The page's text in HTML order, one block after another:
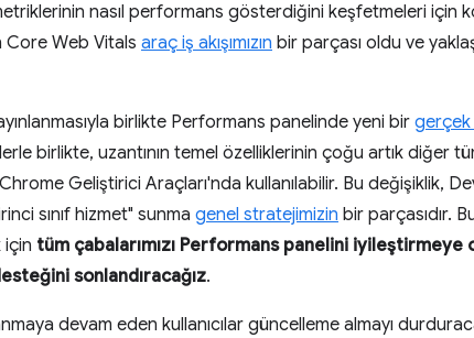
nasıl performans gösterdiğini keşfetmeleri için
Core Web Vitals araç iş akışımızın bir parçası oldu ve
birlikte Performans panelinde yeni bir gerçek
birlikte, uzantının temel özelliklerinin çoğu artık diğer
Chrome Geliştirici Araçları'nda kullanılabilir. Bu değişiklik,
sınıf hizmet" sunma genel stratejimizin bir parçasıdır.
için tüm çabalarımızı Performans panelini iyileştirmeye
sonlandıracağız.
devam eden kullanıcılar güncelleme almayı